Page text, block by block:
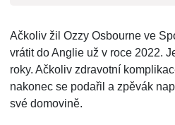
Ačkoliv žil Ozzy Osbourne ve
vrátit do Anglie už v roce 2022.
roky. Ačkoliv zdravotní
nakonec se podařil a zpěvák
své domovině.